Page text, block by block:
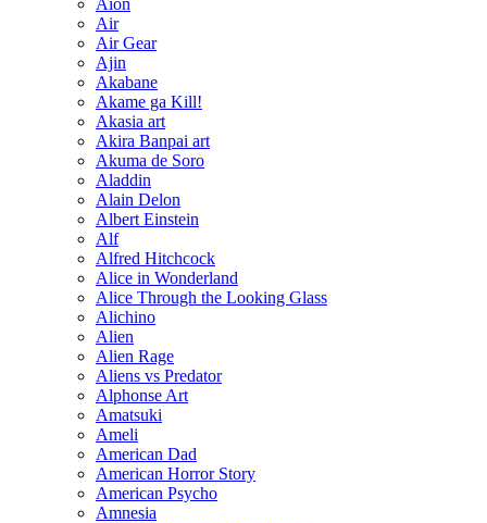
Aion
Air
Air Gear
Ajin
Akabane
Akame ga Kill!
Akasia art
Akira Banpai art
Akuma de Soro
Aladdin
Alain Delon
Albert Einstein
Alf
Alfred Hitchcock
Alice in Wonderland
Alice Through the Looking Glass
Alichino
Alien
Alien Rage
Aliens vs Predator
Alphonse Art
Amatsuki
Ameli
American Dad
American Horror Story
American Psycho
Amnesia